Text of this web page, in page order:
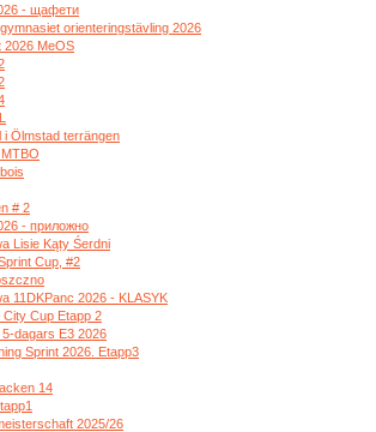
- щафети
orienteringstävling 2026
2026 MeOS
i Ölmstad terrängen
# 2
- приложно
Lisie Kąty Śerdni
Cup, #2
11DKPanc 2026 - KLASYK
City Cup Etapp 2
dagars E3 2026
Sprint 2026. Etapp3
14
2025/26